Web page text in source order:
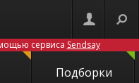
сервиса Sendsay
Подборки